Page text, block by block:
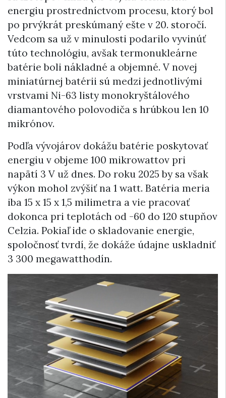
energiu prostredníctvom procesu, ktorý bol
po prvýkrát preskúmaný ešte v 20. storočí.
Vedcom sa už v minulosti podarilo vyvinúť
túto technológiu, avšak termonukleárne
batérie boli nákladné a objemné. V novej
miniatúrnej batérii sú medzi jednotlivými
vrstvami Ni-63 listy monokryštálového
diamantového polovodiča s hrúbkou len 10
mikrónov.
Podľa vývojárov dokážu batérie poskytovať
energiu v objeme 100 mikrowattov pri
napätí 3 V už dnes. Do roku 2025 by sa však
výkon mohol zvýšiť na 1 watt. Batéria meria
iba 15 x 15 x 1,5 milimetra a vie pracovať
dokonca pri teplotách od -60 do 120 stupňov
Celzia. Pokiaľ ide o skladovanie energie,
spoločnosť tvrdí, že dokáže údajne uskladniť
3 300 megawatthodín.